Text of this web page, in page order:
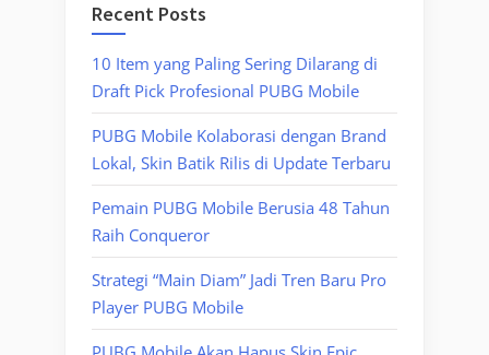
Recent Posts
10 Item yang Paling Sering Dilarang di
Draft Pick Profesional PUBG Mobile
PUBG Mobile Kolaborasi dengan Brand
Lokal, Skin Batik Rilis di Update Terbaru
Pemain PUBG Mobile Berusia 48 Tahun
Raih Conqueror
Strategi “Main Diam” Jadi Tren Baru Pro
Player PUBG Mobile